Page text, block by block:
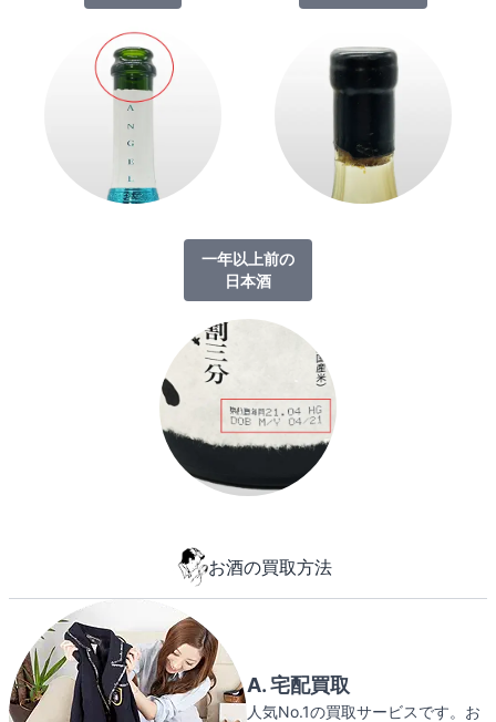
一年以上前の
日本酒
お酒の買取方法
A. 宅配買取
人気No.1の買取サービスです。お